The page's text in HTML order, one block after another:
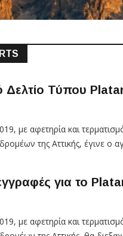
Δελτίο Τύπου
με αφετηρία και
της Αττικής, έγινε ο
για το
με αφετηρία και